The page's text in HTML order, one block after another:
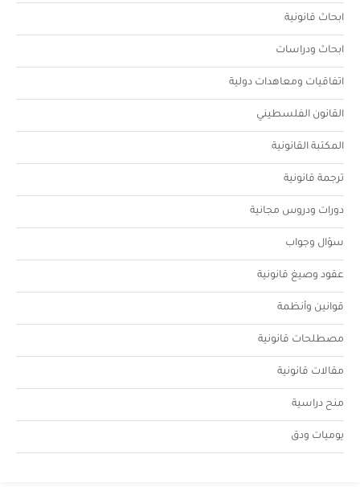
ابحاث قانونية
ابحاث ودراسات
اتفاقيات ومعاهدات دولية
القانون الفلسطيني
المكتبة القانونية
ترجمة قانونية
دورات ودروس مجانية
سؤال وجواب
عقود وصيغ قانونية
قوانين وأنظمة
مصطلحات قانونية
مقالات قانونية
منح دراسية
يوميات ودق